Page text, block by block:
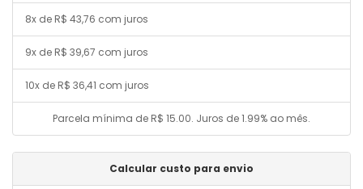
8x de R$ 43,76 com juros
9x de R$ 39,67 com juros
10x de R$ 36,41 com juros
Parcela mínima de R$ 15.00. Juros de 1.99% ao mês.
Calcular custo para envio